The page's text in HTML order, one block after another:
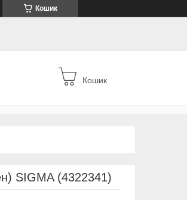
Кошик
Кошик
SIGMA (4322341)